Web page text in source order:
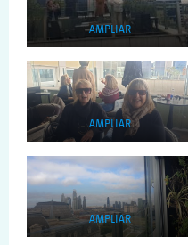
AMPLIAR
AMPLIAR
AMPLIAR